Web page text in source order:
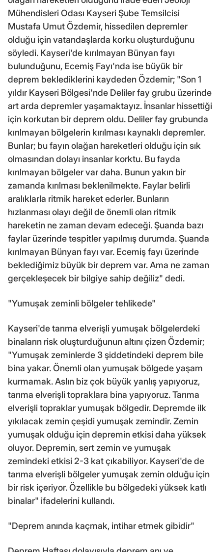
Mühendisleri Odası Kayseri Şube Temsilcisi
Mustafa Umut Özdemir, hissedilen depremler
olduğu için vatandaşlarda korku oluşturduğunu
söyledi. Kayseri'de kırılmayan Bünyan fayı
bulunduğunu, Ecemiş Fayı'nda ise büyük bir
deprem beklediklerini kaydeden Özdemir; "Son 1
yıldır Kayseri Bölgesi'nde Deliler fay grubu üzerinde
art arda depremler yaşamaktayız. İnsanlar hissettiği
için korkutan bir deprem oldu. Deliler fay grubunda
kırılmayan bölgelerin kırılması kaynaklı depremler.
Bunlar; bu fayın olağan hareketleri olduğu için sık
olmasından dolayı insanlar korktu. Bu fayda
kırılmayan bölgeler var daha. Bunun yakın bir
zamanda kırılması beklenilmekte. Faylar belirli
aralıklarla ritmik hareket ederler. Bunların
hızlanması olayı değil de önemli olan ritmik
hareketin ne zaman devam edeceği. Şuanda bazı
faylar üzerinde tespitler yapılmış durumda. Şuanda
kırılmayan Bünyan fayı var. Ecemiş fayı üzerinde
beklediğimiz büyük bir deprem var. Ama ne zaman
gerçekleşecek bir bilgiye sahip değiliz" dedi.
"Yumuşak zeminli bölgeler tehlikede"
Kayseri'de tarıma elverişli yumuşak bölgelerdeki
binaların risk oluşturduğunun altını çizen Özdemir;
"Yumuşak zeminlerde 3 şiddetindeki deprem bile
bina yakar. Önemli olan yumuşak bölgede yaşam
kurmamak. Aslın biz çok büyük yanlış yapıyoruz,
tarıma elverişli topraklara bina yapıyoruz. Tarıma
elverişli topraklar yumuşak bölgedir. Depremde ilk
yıkılacak zemin çeşidi yumuşak zemindir. Zemin
yumuşak olduğu için depremin etkisi daha yüksek
oluyor. Depremin, sert zemin ve yumuşak
zemindeki etkisi 2-3 kat çıkabiliyor. Kayseri'de de
tarıma elverişli bölgeler yumuşak zemin olduğu için
bir risk içeriyor. Özellikle bu bölgedeki yüksek katlı
binalar" ifadelerini kullandı.
"Deprem anında kaçmak, intihar etmek gibidir"